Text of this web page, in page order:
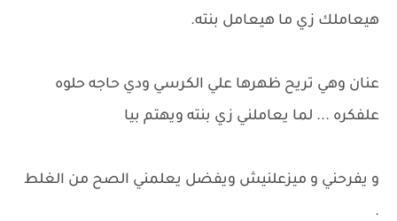
هيعاملك زي ما هيعامل بنته.
عنان وهي تريح ظهرها علي الكرسي ودي حاجه حلوه
علفكره ... لما يعاملني زي بنته ويهتم بيا
و يفرحني و ميزعلنيش ويفضل يعلمني الصح من الغلط
.